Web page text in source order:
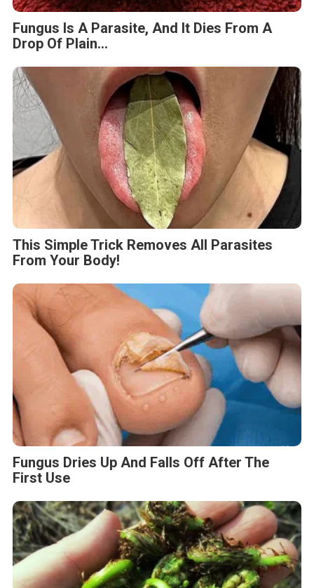
Fungus Is A Parasite, And It Dies From A
Drop Of Plain...
This Simple Trick Removes All Parasites
From Your Body!
Fungus Dries Up And Falls Off After The
First Use